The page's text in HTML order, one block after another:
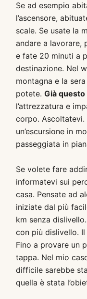
Se ad esempio
l’ascensore,
scale. Se usate la
andare a lavorare,
e fate 20 minuti a
destinazione. Nel
montagna e la
potete. Già
l’attrezzatura e
corpo.
un’escursione in
passeggiata in
Se volete fare
informatevi sui
casa. Pensate ad
iniziate dal più
km senza
con più dislivello.
Fino a provare un
tappa. Nel mio
difficile sarebbe
quella è stata